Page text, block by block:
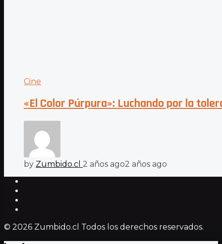
Cine
«El Color Púrpura»: Luchando por la
by Zumbido.cl 2 años ago2 años ago
© 2026 Zumbido.cl Todos los derechos reservados.